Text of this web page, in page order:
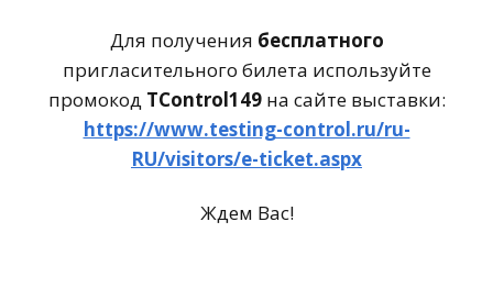
Для получения бесплатного
пригласительного билета используйте
промокод TControl149на сайте выставки:
https://www.testing-control.ru/ru-
RU/visitors/e-ticket.aspx
Ждем Вас!